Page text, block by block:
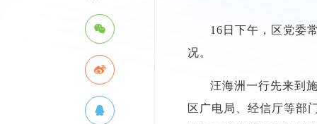
16日下午，区党委
况。
汪海洲一行先来到
区广电局、经信厅等部